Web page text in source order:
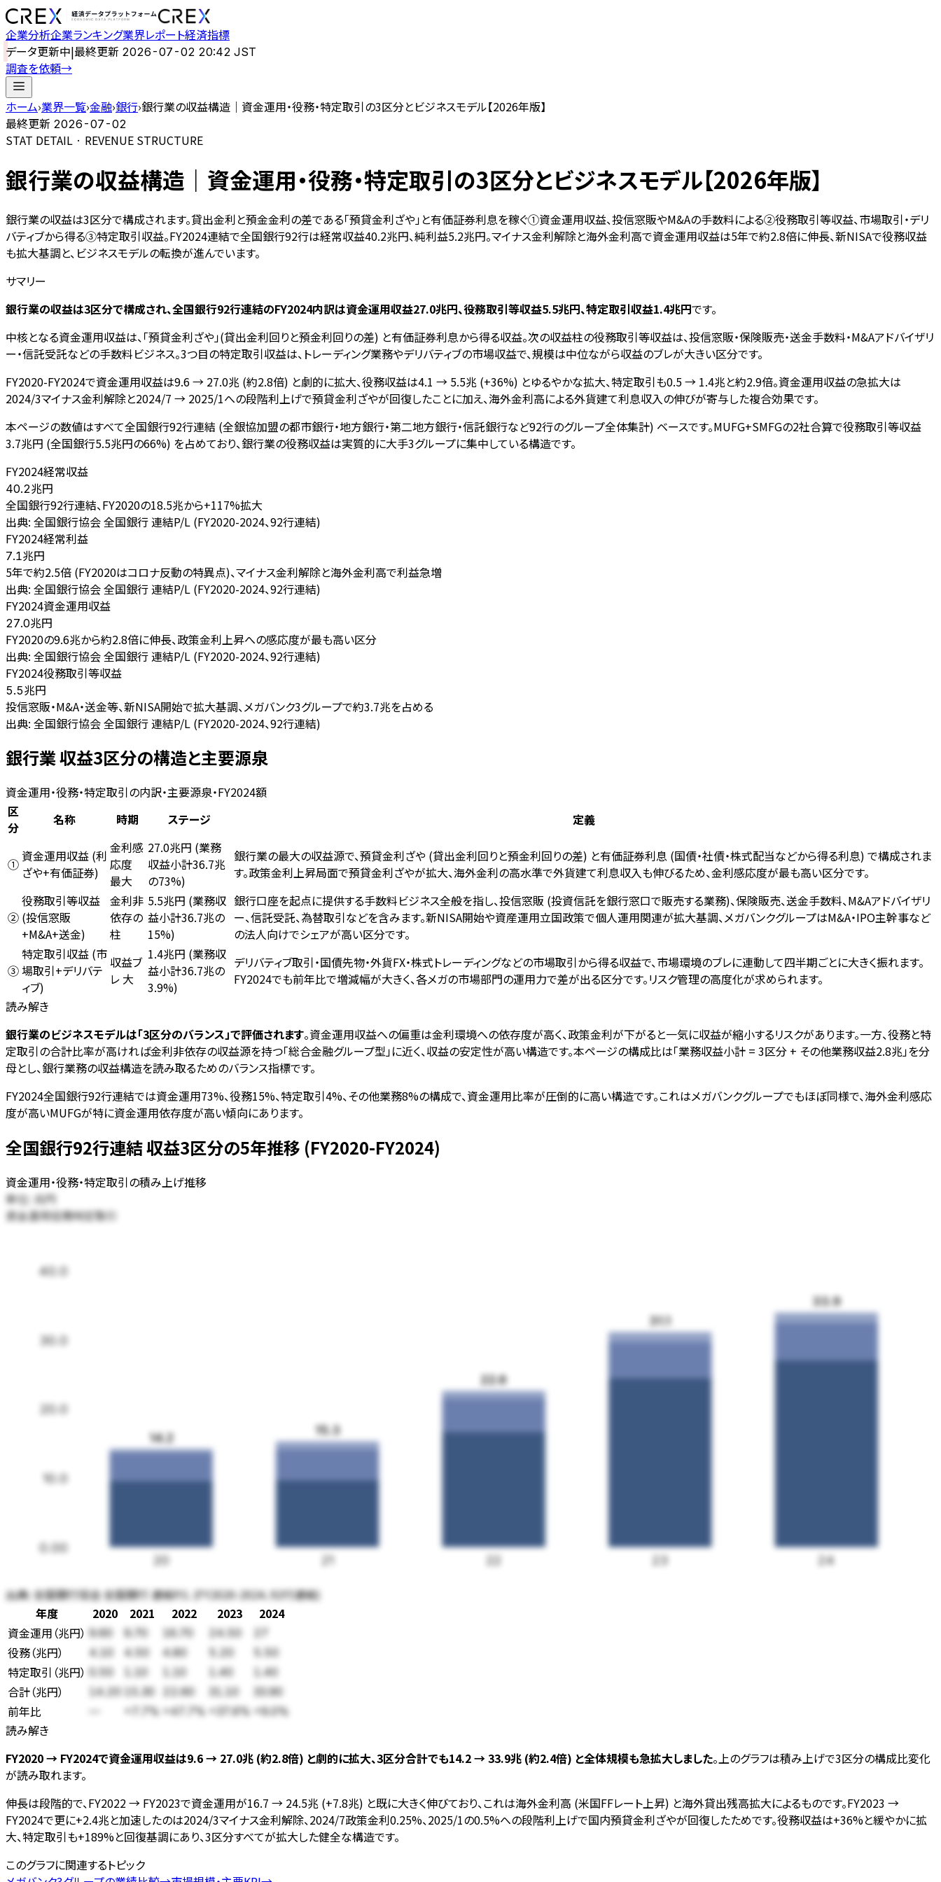
企業分析企業ランキング業界レポート経済指標
データ更新中|最終更新 2026-07-02 20:42 JST
調査を依頼→
ホーム›業界一覧›金融›銀行›銀行業の収益構造｜資金運用・役務・特定取引の3区分とビジネスモデル【2026年版】
最終更新 2026-07-02
STAT DETAIL · REVENUE STRUCTURE
銀行業の収益構造｜資金運用・役務・特定取引の3区分とビジネスモデル【2026年版】
銀行業の収益は3区分で構成されます。貸出金利と預金金利の差である「預貸金利ざや」と有価証券利息を稼ぐ①資金運用収益、投信窓販やM&Aの手数料による②役務取引等収益、市場取引・デリ
バティブから得る③特定取引収益。FY2024連結で全国銀行92行は経常収益40.2兆円、純利益5.2兆円。マイナス金利解除と海外金利高で資金運用収益は5年で約2.8倍に伸長、新NISAで役務収益
も拡大基調と、ビジネスモデルの転換が進んでいます。
サマリー
銀行業の収益は3区分で構成され、全国銀行92行連結のFY2024内訳は資金運用収益27.0兆円、役務取引等収益5.5兆円、特定取引収益1.4兆円です。
中核となる資金運用収益は、「預貸金利ざや」(貸出金利回りと預金利回りの差) と有価証券利息から得る収益。次の収益柱の役務取引等収益は、投信窓販・保険販売・送金手数料・M&Aアドバイザリ
ー・信託受託などの手数料ビジネス。3つ目の特定取引収益は、トレーディング業務やデリバティブの市場収益で、規模は中位ながら収益のブレが大きい区分です。
FY2020-FY2024で資金運用収益は9.6 → 27.0兆 (約2.8倍) と劇的に拡大、役務収益は4.1 → 5.5兆 (+36%) とゆるやかな拡大、特定取引も0.5 → 1.4兆と約2.9倍。資金運用収益の急拡大は
2024/3マイナス金利解除と2024/7 → 2025/1への段階利上げで預貸金利ざやが回復したことに加え、海外金利高による外貨建て利息収入の伸びが寄与した複合効果です。
本ページの数値はすべて全国銀行92行連結 (全銀協加盟の都市銀行・地方銀行・第二地方銀行・信託銀行など92行のグループ全体集計) ベースです。MUFG+SMFGの2社合算で役務取引等収益
3.7兆円 (全国銀行5.5兆円の66%) を占めており、銀行業の役務収益は実質的に大手3グループに集中している構造です。
FY2024経常収益
40.2兆円
全国銀行92行連結、FY2020の18.5兆から+117%拡大
出典: 全国銀行協会 全国銀行 連結P/L (FY2020-2024、92行連結)
FY2024経常利益
7.1兆円
5年で約2.5倍 (FY2020はコロナ反動の特異点)、マイナス金利解除と海外金利高で利益急増
出典: 全国銀行協会 全国銀行 連結P/L (FY2020-2024、92行連結)
FY2024資金運用収益
27.0兆円
FY2020の9.6兆から約2.8倍に伸長、政策金利上昇への感応度が最も高い区分
出典: 全国銀行協会 全国銀行 連結P/L (FY2020-2024、92行連結)
FY2024役務取引等収益
5.5兆円
投信窓販・M&A・送金等、新NISA開始で拡大基調、メガバンク3グループで約3.7兆を占める
出典: 全国銀行協会 全国銀行 連結P/L (FY2020-2024、92行連結)
銀行業 収益3区分の構造と主要源泉
資金運用・役務・特定取引の内訳・主要源泉・FY2024額
区
分
名称 時期 ステージ 定義
①
資金運用収益 (利
ざや+有価証券)
金利感
応度
最大
27.0兆円 (業務
収益小計36.7兆
の73%)
銀行業の最大の収益源で、預貸金利ざや (貸出金利回りと預金利回りの差) と有価証券利息 (国債・社債・株式配当などから得る利息) で構成されま
す。政策金利上昇局面で預貸金利ざやが拡大、海外金利の高水準で外貨建て利息収入も伸びるため、金利感応度が最も高い区分です。
②
役務取引等収益
(投信窓販
+M&A+送金)
金利非
依存の
柱
5.5兆円 (業務収
益小計36.7兆の
15%)
銀行口座を起点に提供する手数料ビジネス全般を指し、投信窓販 (投資信託を銀行窓口で販売する業務)、保険販売、送金手数料、M&Aアドバイザリ
ー、信託受託、為替取引などを含みます。新NISA開始や資産運用立国政策で個人運用関連が拡大基調、メガバンクグループはM&A・IPO主幹事など
の法人向けでシェアが高い区分です。
③
特定取引収益 (市
場取引+デリバテ
ィブ)
収益ブ
レ 大
1.4兆円 (業務収
益小計36.7兆の
3.9%)
デリバティブ取引・国債先物・外貨FX・株式トレーディングなどの市場取引から得る収益で、市場環境のブレに連動して四半期ごとに大きく振れます。
FY2024でも前年比で増減幅が大きく、各メガの市場部門の運用力で差が出る区分です。リスク管理の高度化が求められます。
読み解き
銀行業のビジネスモデルは「3区分のバランス」で評価されます。資金運用収益への偏重は金利環境への依存度が高く、政策金利が下がると一気に収益が縮小するリスクがあります。一方、役務と特
定取引の合計比率が高ければ金利非依存の収益源を持つ「総合金融グループ型」に近く、収益の安定性が高い構造です。本ページの構成比は「業務収益小計 = 3区分 + その他業務収益2.8兆」を分
母とし、銀行業務の収益構造を読み取るためのバランス指標です。
FY2024全国銀行92行連結では資金運用73%、役務15%、特定取引4%、その他業務8%の構成で、資金運用比率が圧倒的に高い構造です。これはメガバンクグループでもほぼ同様で、海外金利感応
度が高いMUFGが特に資金運用依存度が高い傾向にあります。
全国銀行92行連結 収益3区分の5年推移 (FY2020-FY2024)
資金運用・役務・特定取引の積み上げ推移
単位: 兆円
資金運用役務特定取引
0.00
10.0
20.0
30.0
40.0
14.2
20
15.3
22.6
22
31.1
23
33.9
24
出典:全国銀行協会 全国銀行 連結P/L (FY2020-2024、92行連結)
年度
2020 2021 2022 2023
2024
資金運用 （兆円） 9.60 9.70 16.70 24.50 27
役務（兆円） 4.10 4.50 4.80 5.20 5.50
特定取引 （兆円） 0.50 1.10 1.10 1.40 1.40
合計（兆円） 14.20 15.30 22.60 31.10 33.90
前年比 +7.7% +47.7% +37.6% +9.0%
読み解き
FY2020 → FY2024で資金運用収益は9.6 → 27.0兆 (約2.8倍) と劇的に拡大、3区分合計でも14.2 → 33.9兆 (約2.4倍) と全体規模も急拡大しました。上のグラフは積み上げで3区分の構成比変化
が読み取れます。
伸長は段階的で、FY2022 → FY2023で資金運用が16.7 → 24.5兆 (+7.8兆) と既に大きく伸びており、これは海外金利高 (米国FFレート上昇) と海外貸出残高拡大によるものです。FY2023 →
FY2024で更に+2.4兆と加速したのは2024/3マイナス金利解除、2024/7政策金利0.25%、2025/1の0.5%への段階利上げで国内預貸金利ざやが回復したためです。役務収益は+36%と緩やかに拡
大、特定取引も+189%と回復基調にあり、3区分すべてが拡大した健全な構造です。
このグラフに関連するトピック